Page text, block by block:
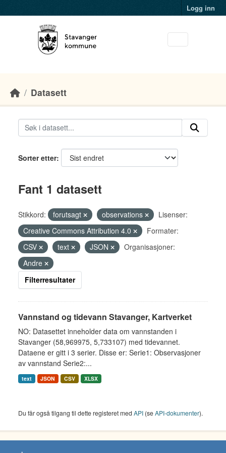
Logg inn
Datasett
Sorter etter
Fant 1 datasett
Stikkord: forutsagt observations
Lisenser:
Creative Commons Attribution 4.0
Formater:
CSV
text JSON
Organisasjoner:
Andre
Filterresultater
Vannstand og tidevann Stavanger, Kartverket
NO: Datasettet inneholder data om vannstanden i
Stavanger (58,969975, 5,733107) med tidevannet.
Dataene er gitt i 3 serier. Disse er: Serie1: Observasjoner
av vannstand Serie2:...
text JSON CSV XLSX
Du får også tilgang til dette registeret med API (seAPI-dokumenter).